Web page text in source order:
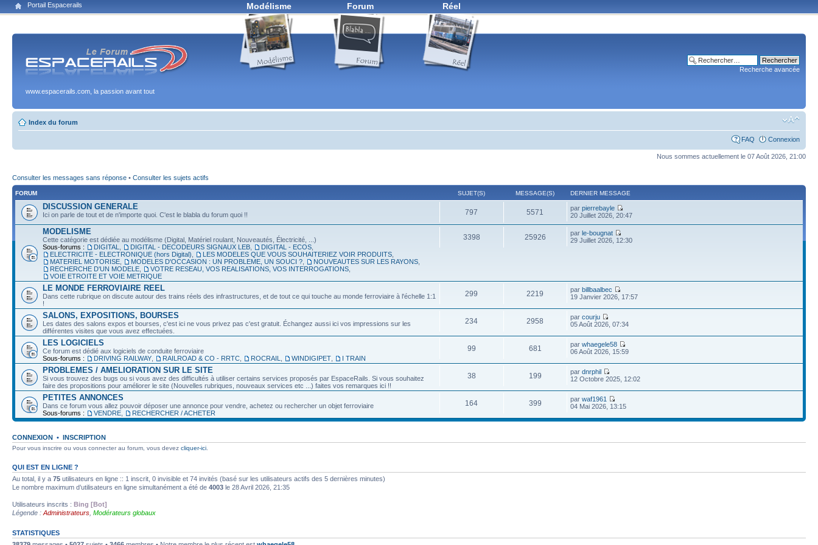
Portail Espacerails Modélisme Forum Réel
www.espacerails.com, la passion avant tout
Recherche avancée
Index du forum
FAQ Connexion
Nous sommes actuellement le 07 Août 2026, 21:00
Consulter les messages sans réponse • Consulter les sujets actifs
FORUM SUJET(S) MESSAGE(S) DERNIER MESSAGE
DISCUSSION GENERALE
Ici on parle de tout et de n'importe quoi. C'est le blabla du forum quoi !! 797 5571 parpierrebayle
20 Juillet 2026, 20:47
MODELISME
Cette catégorie est dédiée au modélisme (Digital, Matériel roulant, Nouveautés, Électricité, ...)
Sous-forums :
DIGITAL DIGITAL - DECODEURS SIGNAUX LEB DIGITAL - ECOS
ELECTRICITE - ELECTRONIQUE (hors Digital)
LES MODELES QUE VOUS SOUHAITERIEZ VOIR PRODUITS
MATERIEL MOTORISE
MODELES D'OCCASION : UN PROBLEME, UN SOUCI ? NOUVEAUTES SUR LES RAYONS
RECHERCHE D'UN MODELE
VOTRE RESEAU, VOS REALISATIONS, VOS INTERROGATIONS
VOIE ETROITE ET VOIE METRIQUE
3398 25926 parle-bougnat
29 Juillet 2026, 12:30
LE MONDE FERROVIAIRE REEL
Dans cette rubrique on discute autour des trains réels des infrastructures, et de tout ce qui touche au monde ferroviaire à l'échelle 1:1
!
299 2219 parbillbaalbec
19 Janvier 2026, 17:57
SALONS, EXPOSITIONS, BOURSES
Les dates des salons expos et bourses, c'est ici ne vous privez pas c'est gratuit. Échangez aussi ici vos impressions sur les
différentes visites que vous avez effectuées.
234 2958 parcourju
05 Août 2026, 07:34
LES LOGICIELS
Ce forum est dédié aux logiciels de conduite ferroviaire
Sous-forums :
DRIVING RAILWAY RAILROAD & CO - RRTC ROCRAIL WINDIGIPET I TRAIN
99 681 parwhaegele58
06 Août 2026, 15:59
PROBLEMES / AMELIORATION SUR LE SITE
Si vous trouvez des bugs ou si vous avez des difficultés à utiliser certains services proposés par EspaceRails. Si vous souhaitez
faire des propositions pour améliorer le site (Nouvelles rubriques, nouveaux services etc ...) faites vos remarques ici !!
38 199 pardnrphil
12 Octobre 2025, 12:02
PETITES ANNONCES
Dans ce forum vous allez pouvoir déposer une annonce pour vendre, achetez ou rechercher un objet ferroviaire
Sous-forums :
VENDRE RECHERCHER / ACHETER
164 399 parwaf1961
04 Mai 2026, 13:15
CONNEXION • INSCRIPTION
Pour vous inscrire ou vous connecter au forum, vous devez cliquer-ici
QUI EST EN LIGNE ?
Au total, il y a 75 utilisateurs en ligne :: 1 inscrit, 0 invisible et 74 invités (basé sur les utilisateurs actifs des 5 dernières minutes)
Le nombre maximum d’utilisateurs en ligne simultanément a été de 4003 le 28 Avril 2026, 21:35
Utilisateurs inscrits : Bing [Bot]
Légende : Administrateurs Modérateurs globaux
STATISTIQUES